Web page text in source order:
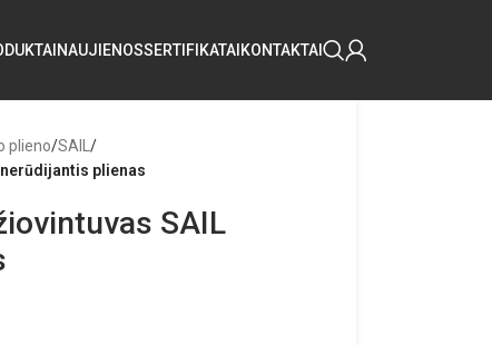
NAUJIENOSSERTIFIKATAIKONTAKTAI
plieno/SAIL/
plienas
SAIL